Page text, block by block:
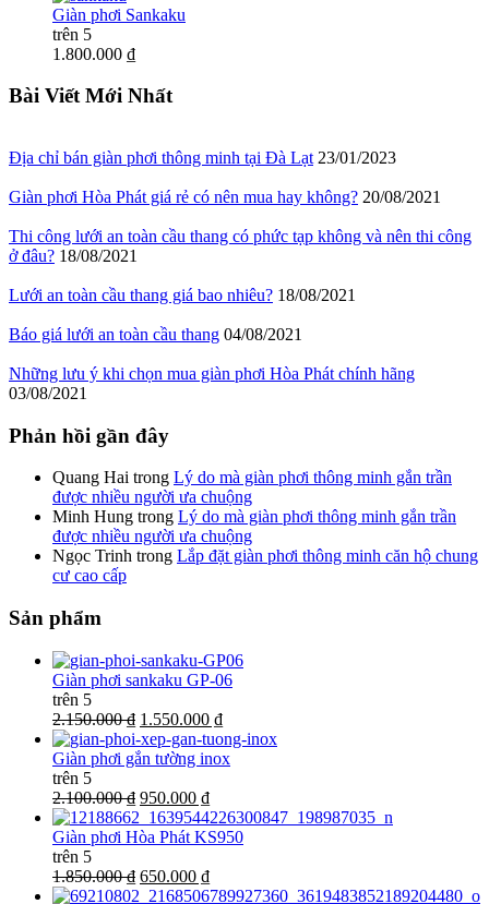
Giàn phơi Sankaku
trên 5
1.800.000 ₫
Bài Viết Mới Nhất
Địa chỉ bán giàn phơi thông minh tại Đà Lạt 23/01/2023
Giàn phơi Hòa Phát giá rẻ có nên mua hay không? 20/08/2021
Thi công lưới an toàn cầu thang có phức tạp không và nên thi công
ở đâu? 18/08/2021
Lưới an toàn cầu thang giá bao nhiêu? 18/08/2021
Báo giá lưới an toàn cầu thang 04/08/2021
Những lưu ý khi chọn mua giàn phơi Hòa Phát chính hãng
03/08/2021
Phản hồi gần đây
Quang Hai trong Lý do mà giàn phơi thông minh gắn trần
được nhiều người ưa chuộng
Minh Hung trong Lý do mà giàn phơi thông minh gắn trần
được nhiều người ưa chuộng
Ngọc Trinh trong Lắp đặt giàn phơi thông minh căn hộ chung
cư cao cấp
Sản phẩm
Giàn phơi sankaku GP-06
trên 5
2.150.000 ₫ 1.550.000 ₫
Giàn phơi gắn tường inox
trên 5
2.100.000 ₫ 950.000 ₫
Giàn phơi Hòa Phát KS950
trên 5
1.850.000 ₫ 650.000 ₫